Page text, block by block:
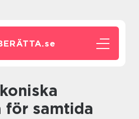
se
för samtida